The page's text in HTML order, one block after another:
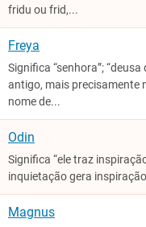
fridu ou frid,...
Freya
Significa “senhora”;
antigo, mais precisamente
nome de...
Odin
Significa “ele traz
inquietação gera
Magnus